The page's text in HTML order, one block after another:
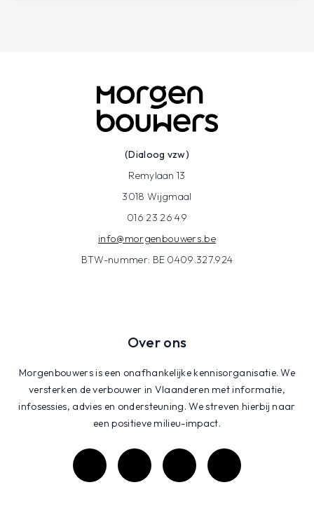
(Dialoog vzw)
Remylaan 13
3018 Wijgmaal
016 23 26 49
info@morgenbouwers.be
BTW-nummer: BE 0409.327.924
Over ons
Morgenbouwers is een onafhankelijke kennisorganisatie. We
versterken de verbouwer in Vlaanderen met informatie,
infosessies, advies en ondersteuning. We streven hierbij naar
een positieve milieu-impact.